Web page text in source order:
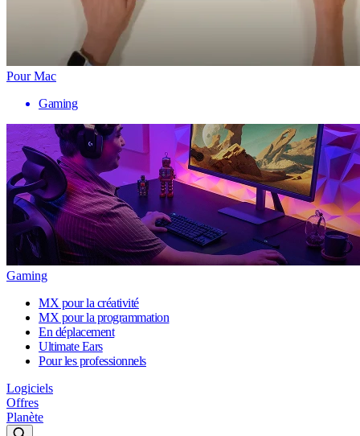
Pour Mac
Gaming
Gaming
MX pour la créativité
MX pour la programmation
En déplacement
Ultimate Ears
Pour les professionnels
Logiciels
Offres
Planète